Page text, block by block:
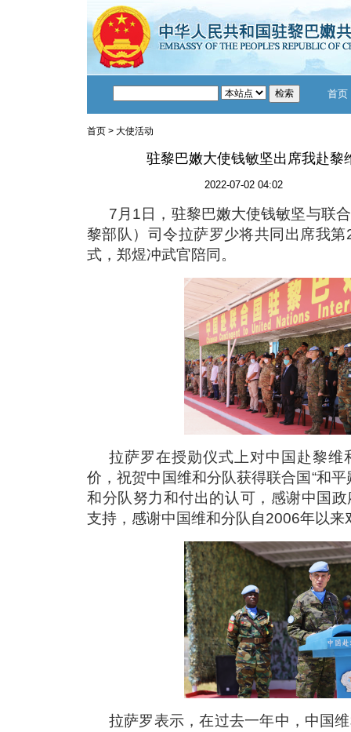
首页
首页 > 大使活动
驻黎巴嫩大使钱敏坚出席我赴黎
2022-07-02 04:02
7月1日，驻黎巴嫩大使钱敏坚与联
黎部队）司令拉萨罗少将共同出席我
式，郑煜冲武官陪同。
拉萨罗在授勋仪式上对中国赴黎维
价，祝贺中国维和分队获得联合国“和
和分队努力和付出的认可，感谢中国
支持，感谢中国维和分队自2006年以来
拉萨罗表示，在过去一年中，中国